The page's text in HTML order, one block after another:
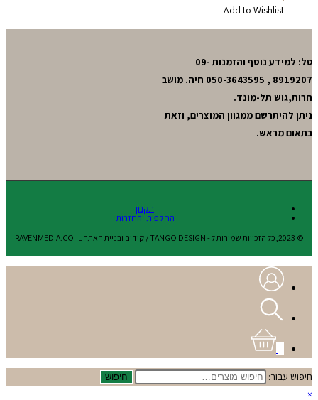
Add to Wishlist
טל: למידע נוסף והזמנות 09-
8919207 , 050-3643595 חיה. מושב
חרות,גוש תל-מונד.
ניתן להיתרשם ממגוון המוצרים, וזאת
בתאום מראש.
תקנון
החלפות והחזרות
© 2023,כל הזכויות שמורות ל - TANGO DESIGN / קידום ובניית האתר RAVENMEDIA.CO.IL
חיפוש עבור: חיפוש
×